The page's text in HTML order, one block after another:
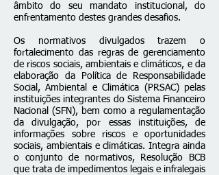
âmbito do seu mandato institucional, do
enfrentamento destes grandes desafios.
Os normativos divulgados trazem o
fortalecimento das regras de gerenciamento
de riscos sociais, ambientais e climáticos, e da
elaboração da Política de Responsabilidade
Social, Ambiental e Climática (PRSAC) pelas
instituições integrantes do Sistema Financeiro
Nacional (SFN), bem como a regulamentação
da divulgação, por essas instituições, de
informações sobre riscos e oportunidades
sociais, ambientais e climáticas. Integra ainda
o conjunto de normativos, Resolução BCB
que trata de impedimentos legais e infralegais